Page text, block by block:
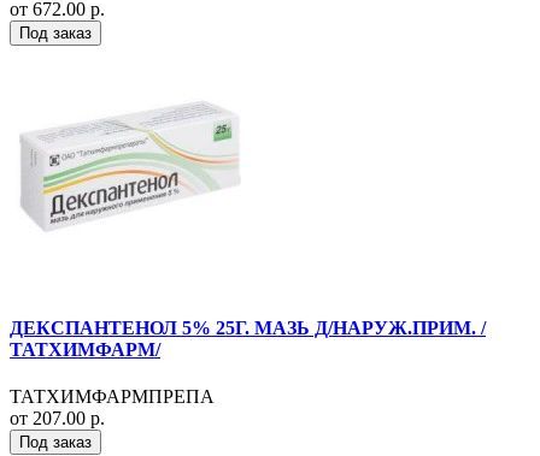
от 672.00 р.
Под заказ
ДЕКСПАНТЕНОЛ 5% 25Г. МАЗЬ Д/НАРУЖ.ПРИМ. /
ТАТХИМФАРМ/
ТАТХИМФАРМПРЕПА
от 207.00 р.
Под заказ